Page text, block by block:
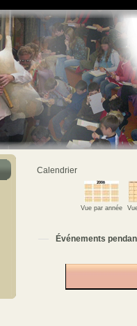
Calendrier
Vue par année
Événements